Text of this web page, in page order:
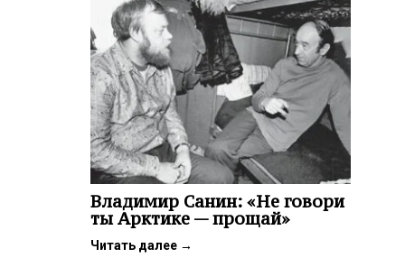
Владимир Санин: «Не говори
ты Арктике — прощай»
Читать далее →